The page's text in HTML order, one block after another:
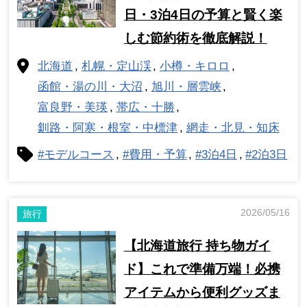
日・3泊4日の予算と賢く楽
しむ節約術を徹底解説！
北海道 札幌・定山渓
小樽・キロロ
函館・湯の川・大沼
旭川・層雲峡
富良野・美瑛
帯広・十勝
釧路・阿寒・根室・中標津
網走・北見・知床
#モデルコース #費用・予算 #3泊4日 #2泊3日
旅行 2026/05/16
【北海道旅行 持ち物ガイ
ド】これで準備万端！必携
アイテムから便利グッズま